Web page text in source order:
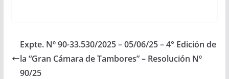
del “Día Mundial de la
Lucha contra el Cáncer
de Mama”, bajo el…
Expte. Nº 90-33.530/2025 – 05/06/25 – 4° Edición de
la “Gran Cámara de Tambores” – Resolución Nº
90/25